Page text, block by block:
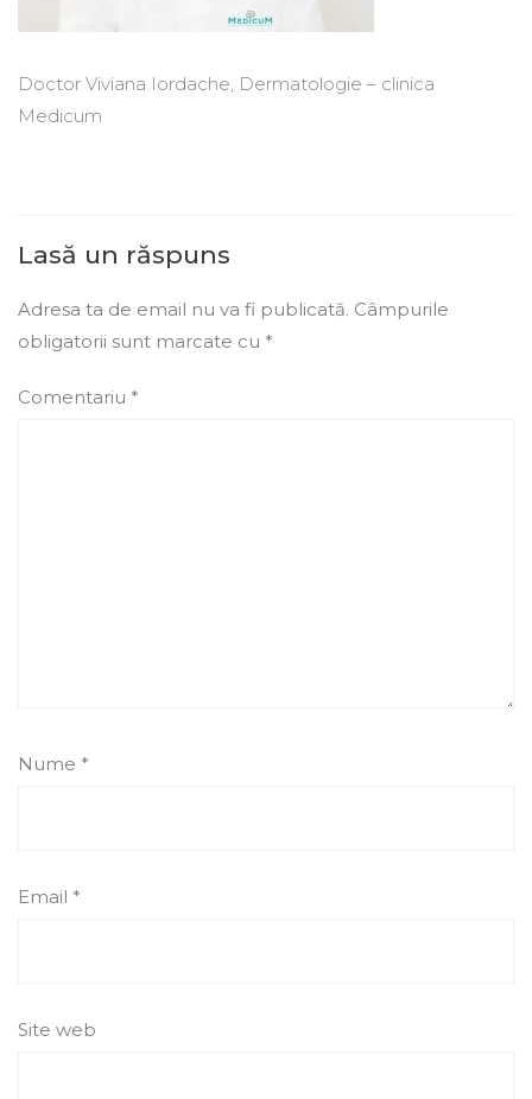
Doctor Viviana Iordache, Dermatologie – clinica
Medicum
Lasă un răspuns
Adresa ta de email nu va fi publicată. Câmpurile
obligatorii sunt marcate cu *
Comentariu *
Nume *
Email *
Site web